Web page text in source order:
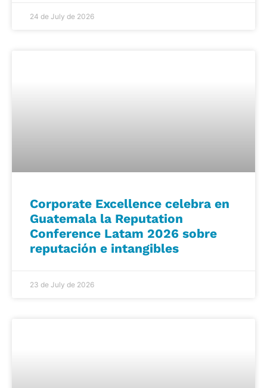
24 de July de 2026
Corporate Excellence celebra en
Guatemala la Reputation
Conference Latam 2026 sobre
reputación e intangibles
23 de July de 2026